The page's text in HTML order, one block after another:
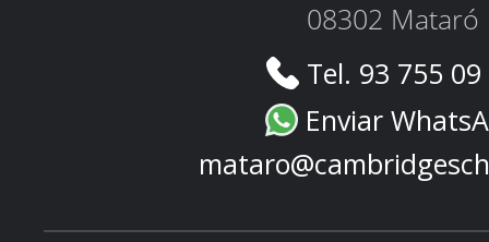
08302 Mataró
Tel. 93 755
Enviar